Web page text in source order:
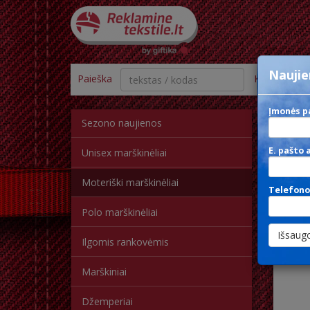
Paieška Kategorija
Sezono naujienos
Unisex marškinėliai
Moteriški marškinėliai
Polo marškinėliai
Ilgomis rankovėmis
Marškiniai
Džemperiai
Įmonės
E. pašto